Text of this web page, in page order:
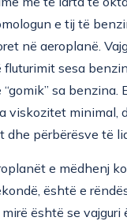
e tij të
në aeroplanë.
sesa
“gomik” sa
viskozitet minimal,
përbërësve të
e mëdhenj
është e
është se vajguri